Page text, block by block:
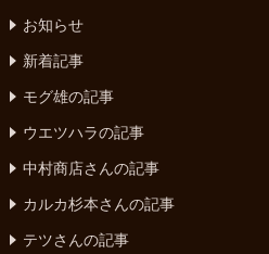
お知らせ
新着記事
モグ雄の記事
ウエツハラの記事
中村商店さんの記事
カルカ杉本さんの記事
テツさんの記事